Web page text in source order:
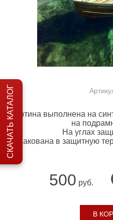
Картина выполнена на
на
На углах
Упакована в защитную
500 руб.
В
СКАЧАТЬ КАТАЛОГ